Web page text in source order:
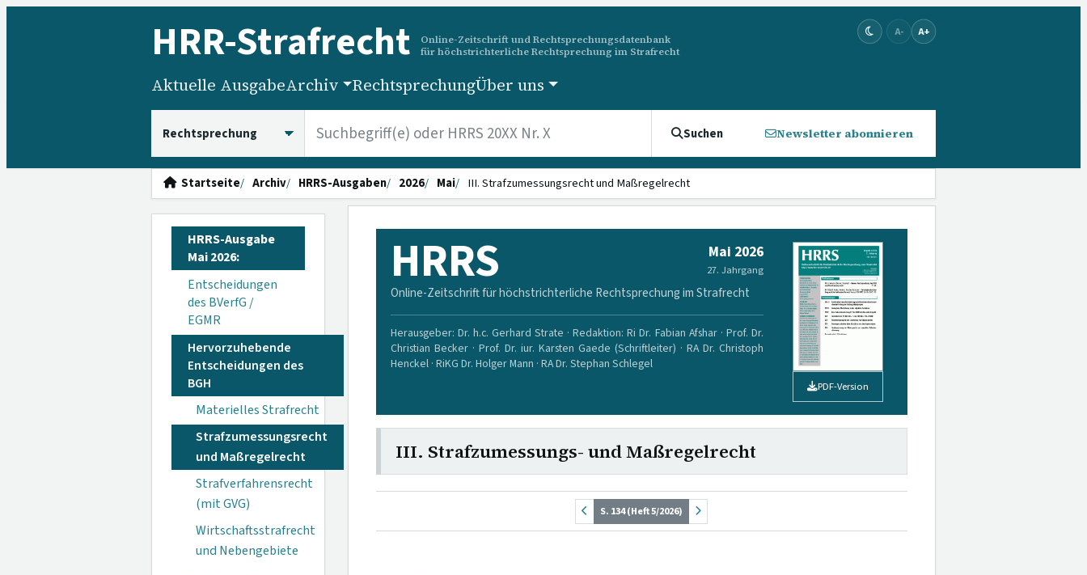
HRR-Strafrecht
Online-Zeitschrift und Rechtsprechungsdatenbank
für höchstrichterliche Rechtsprechung im Strafrecht
A- A+
Aktuelle AusgabeArchiv RechtsprechungÜber uns
Suchen Newsletter abonnieren
Startseite Archiv HRRS-Ausgaben 2026 Mai III. Strafzumessungsrecht und Maßregelrecht
HRRS-Ausgabe
Mai 2026:
Entscheidungen
des BVerfG /
EGMR
Hervorzuhebende
Entscheidungen des
BGH
Materielles Strafrecht
Strafzumessungsrecht
und Maßregelrecht
Strafverfahrensrecht
(mit GVG)
Wirtschaftsstrafrecht
und Nebengebiete
HRRS Mai 2026
27. Jahrgang
Online-Zeitschrift für höchstrichterliche Rechtsprechung im Strafrecht
Herausgeber: Dr. h.c. Gerhard Strate · Redaktion: Ri Dr. Fabian Afshar · Prof. Dr.
Christian Becker · Prof. Dr. iur. Karsten Gaede (Schriftleiter) · RA Dr. Christoph
Henckel · RiKG Dr. Holger Mann · RA Dr. Stephan Schlegel
PDF-Version
III. Strafzumessungs- und Maßregelrecht
S. 134 (Heft 5/2026)